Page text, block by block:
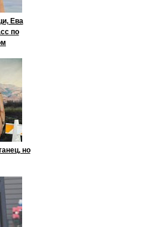
Ева
по
но